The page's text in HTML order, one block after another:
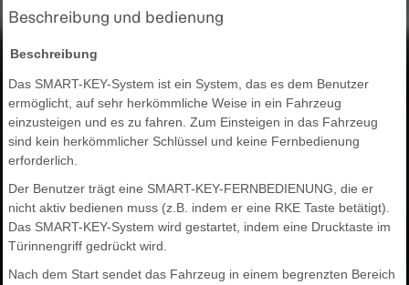
Beschreibung und bedienung
Beschreibung
Das SMART-KEY-System ist ein System, das es dem Benutzer
ermöglicht, auf sehr herkömmliche Weise in ein Fahrzeug
einzusteigen und es zu fahren. Zum Einsteigen in das Fahrzeug
sind kein herkömmlicher Schlüssel und keine Fernbedienung
erforderlich.
Der Benutzer trägt eine SMART-KEY-FERNBEDIENUNG, die er
nicht aktiv bedienen muss (z.B. indem er eine RKE Taste betätigt).
Das SMART-KEY-System wird gestartet, indem eine Drucktaste im
Türinnengriff gedrückt wird.
Nach dem Start sendet das Fahrzeug in einem begrenzten Bereich